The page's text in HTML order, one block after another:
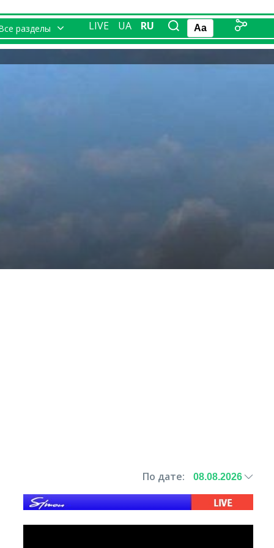
разделы LIVE UA RU Aa
По дате: